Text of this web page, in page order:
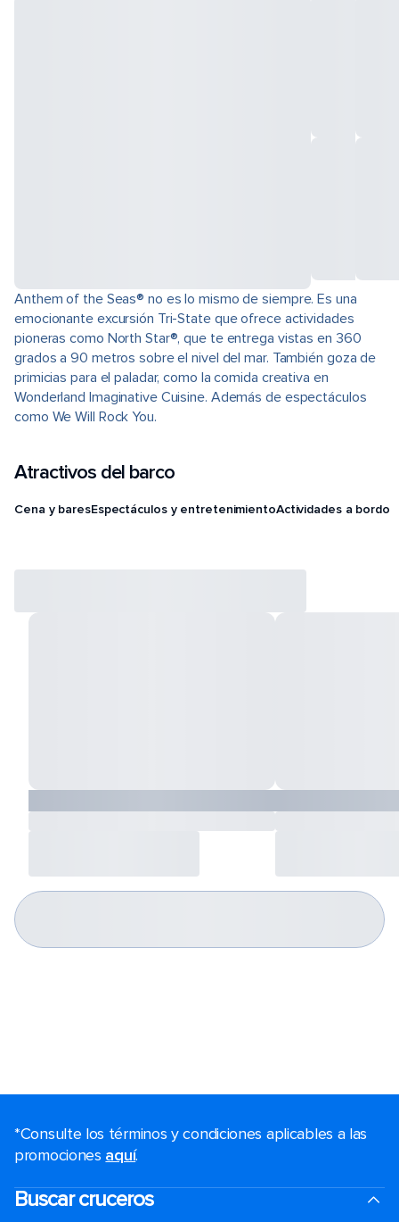
Anthem of the Seas® no es lo mismo de siempre. Es una
emocionante excursión Tri-State que ofrece actividades
pioneras como North Star®, que te entrega vistas en 360
grados a 90 metros sobre el nivel del mar. También goza de
primicias para el paladar, como la comida creativa en
Wonderland Imaginative Cuisine. Además de espectáculos
como We Will Rock You.
Atractivos del barco
Cena y baresEspectáculos y entretenimientoActividades a bordo
*Consulte los términos y condiciones aplicables a las
promociones aquí.
Buscar cruceros